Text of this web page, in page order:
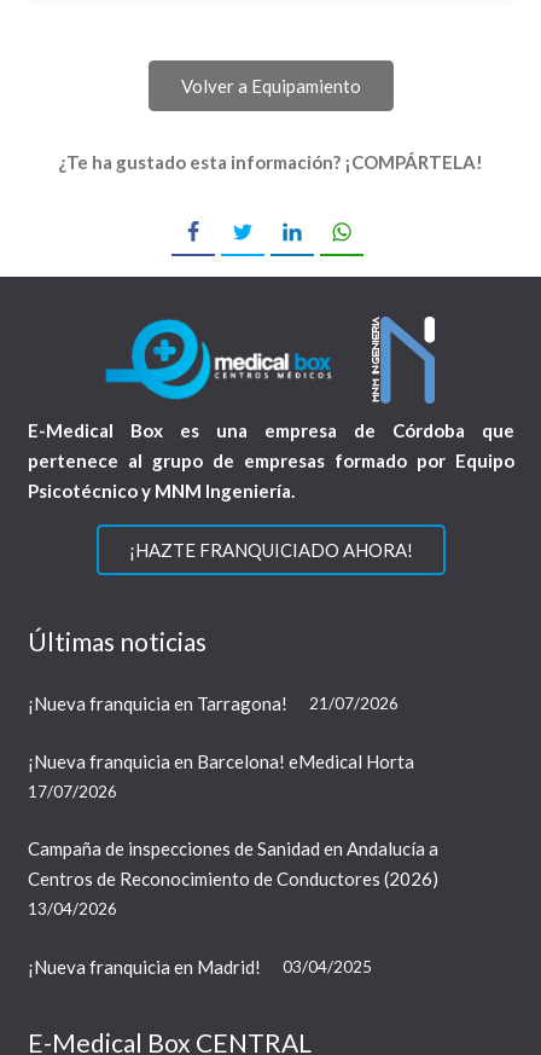
Volver a Equipamiento
¿Te ha gustado esta información? ¡COMPÁRTELA!
E-Medical Box es una empresa de Córdoba que
pertenece al grupo de empresas formado por Equipo
Psicotécnico y MNM Ingeniería.
¡HAZTE FRANQUICIADO AHORA!
Últimas noticias
¡Nueva franquicia en Tarragona! 21/07/2026
¡Nueva franquicia en Barcelona! eMedical Horta
17/07/2026
Campaña de inspecciones de Sanidad en Andalucía a
Centros de Reconocimiento de Conductores (2026)
13/04/2026
¡Nueva franquicia en Madrid! 03/04/2025
E-Medical Box CENTRAL